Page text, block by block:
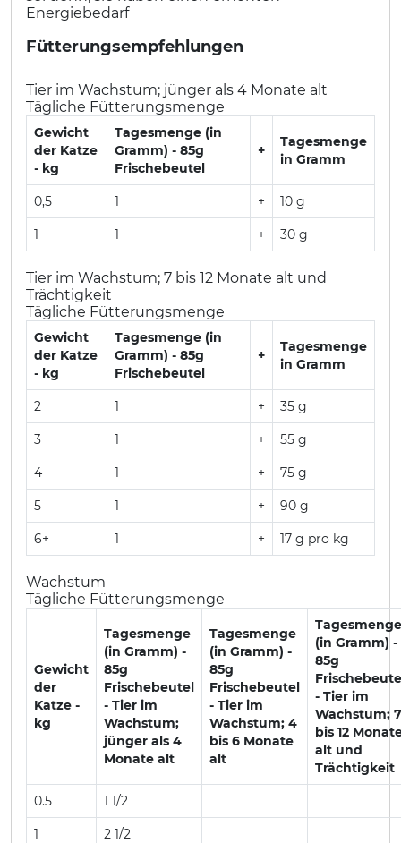
Energiebedarf
Fütterungsempfehlungen
Tier im Wachstum; jünger als 4 Monate alt
Tägliche Fütterungsmenge
Gewicht
der Katze
- kg
Tagesmenge (in
Gramm) - 85g
Frischebeutel
+
Tagesmenge
in Gramm
0,5 1 + 10 g
1 1 + 30 g
Tier im Wachstum; 7 bis 12 Monate alt und
Trächtigkeit
Tägliche Fütterungsmenge
Gewicht
der Katze
- kg
Tagesmenge (in
Gramm) - 85g
Frischebeutel
+
Tagesmenge
in Gramm
2 1 + 35 g
3 1 + 55 g
4 1 + 75 g
5 1 + 90 g
6+ 1 + 17 g pro kg
Wachstum
Tägliche Fütterungsmenge
Gewicht
der
Katze -
kg
Tagesmenge
(in Gramm) -
85g
Frischebeutel
- Tier im
Wachstum;
jünger als 4
Monate alt
Tagesmenge
(in Gramm) -
85g
Frischebeutel
- Tier im
Wachstum; 4
bis 6 Monate
alt
Tagesmenge
(in Gramm) -
85g
- Tier im
Wachstum; 7
bis 12
alt und
Trächtigkeit
0.5 1 1/2
1 2 1/2